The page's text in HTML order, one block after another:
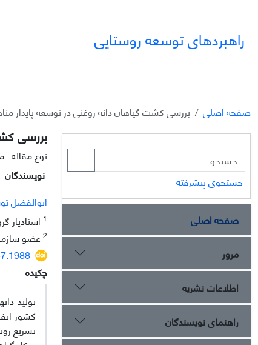
راهبردهای توسعه روستایی
صفحه اصلی بررسی کشت گیاهان دانه روغنی در توسعه پایدار
بررسی
نوع مقاله
نویسندگان
ابوالفضل
1 استادیار
2 عضو
چکیده
تولید
کشور
تسریع
جستجوی پیشرفته
صفحه اصلی
مرور
اطلاعات نشریه
راهنمای نویسندگان